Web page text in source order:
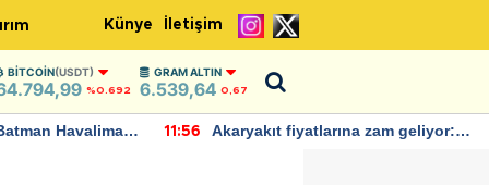
Künye İletişim
BITCOIN(USDT)
%0.692
GRAM ALTIN
6.539,64 0,67
Havalimanı
11:56
Akaryakıt fiyatlarına zam geliyor: